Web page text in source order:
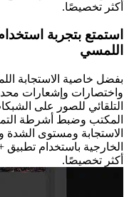
أكثر تخصيصًا.
استمتع بتجربة
اللمسي
بفضل خاصية الاستجابة
واختصارات وإشعارات
التلقائي للصور على
المكتب وضبط أشرطة
الاستجابة ومستوى الشدة
أكثر تخصيصًا.